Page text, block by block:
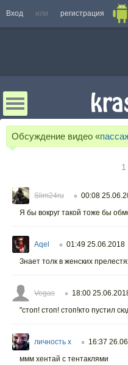
Вход или регистрация
Обсуждение видео «
1
Slim24ru ○ 00:08
Я бы вокруг такой тоже бы
Aqel ○ 01:49 25.06.2018
Знает толк в женских
Vegas ○ 18:00
"стоп! стоп! стоп!кто пустил
личность х ○ 16:37
ммм хентай с тентаклями